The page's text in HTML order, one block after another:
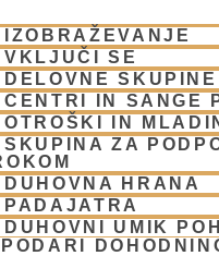
IZOBRAŽEVANJE
VKLJUČI SE
DELOVNE SKUPINE
CENTRI IN SANGE
OTROŠKI IN
SKUPINA ZA
DUHOVNA HRANA
PADAJATRA
DUHOVNI UMIK
PODARI
učitelji iz preteklosti
po Sloveniji(1)
(9)